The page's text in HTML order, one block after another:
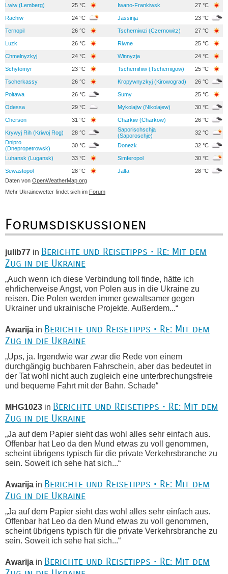
Lwiw (Lemberg) 25 °C Iwano-Frankiwsk 27 °C
Rachiw 24 °C Jassinja 23 °C
Ternopil 26 °C Tscherniwzi (Czernowitz) 27 °C
Luzk 26 °C Riwne 25 °C
Chmelnyzkyj 24 °C Winnyzja 24 °C
Schytomyr 23 °C Tschernihiw (Tschernigow) 25 °C
Tscherkassy 26 °C Kropywnyzkyj (Kirowograd) 26 °C
Poltawa 26 °C Sumy 25 °C
Odessa 29 °C Mykolajiw (Nikolajew) 30 °C
Cherson 31 °C Charkiw (Charkow) 26 °C
Krywyj Rih (Kriwoj Rog) 28 °C
Saporischschja
(Saporoschje)
32 °C
Dnipro
(Dnepropetrowsk)
30 °C Donezk 32 °C
Luhansk (Lugansk) 33 °C Simferopol 30 °C
Sewastopol 28 °C Jalta
28 °C
Daten von OpenWeatherMap.org
Mehr Ukrainewetter findet sich im Forum
Forumsdiskussionen
julib77 in Berichte und Reisetipps • Re: Mit dem
Zug in die Ukraine
„Auch wenn ich diese Verbindung toll finde, hätte ich
ehrlicherweise Angst, von Polen aus in die Ukraine zu
reisen. Die Polen werden immer gewaltsamer gegen
Ukrainer und ukrainische Projekte. Außerdem...“
Awarija in Berichte und Reisetipps • Re: Mit dem
Zug in die Ukraine
„Ups, ja. Irgendwie war zwar die Rede von einem
durchgängig buchbaren Fahrschein, aber das bedeutet in
der Tat wohl nicht auch zugleich eine unterbrechungsfreie
und bequeme Fahrt mit der Bahn. Schade“
MHG1023 in Berichte und Reisetipps • Re: Mit dem
Zug in die Ukraine
„Ja auf dem Papier sieht das wohl alles sehr einfach aus.
Offenbar hat Leo da den Mund etwas zu voll genommen,
scheint übrigens typisch für die private Verkehrsbranche zu
sein. Soweit ich sehe hat sich...“
Awarija in Berichte und Reisetipps • Re: Mit dem
Zug in die Ukraine
„Ja auf dem Papier sieht das wohl alles sehr einfach aus.
Offenbar hat Leo da den Mund etwas zu voll genommen,
scheint übrigens typisch für die private Verkehrsbranche zu
sein. Soweit ich sehe hat sich...“
Awarija in Berichte und Reisetipps • Re: Mit dem